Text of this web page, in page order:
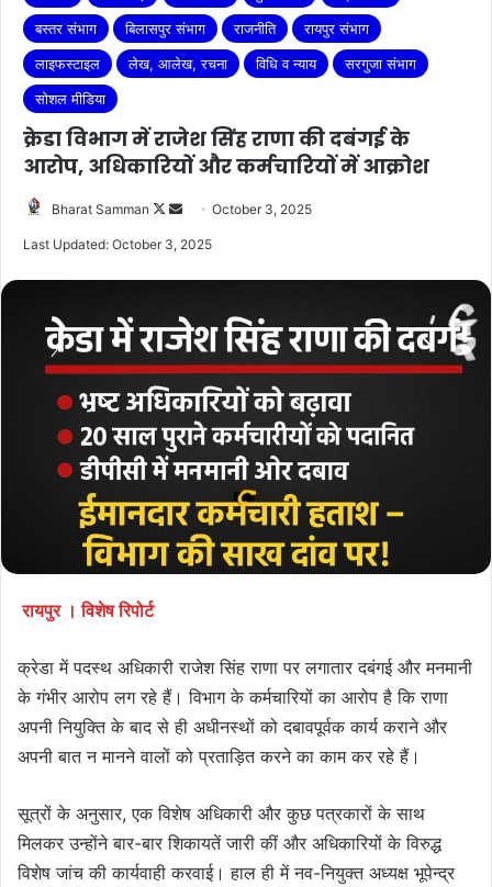
बस्तर संभाग
बिलासपुर संभाग राजनीति
रायपुर संभाग
लाइफस्टाइल
लेख, आलेख, रचना विधि व न्याय
सरगुजा संभाग
सोशल मीडिया
क्रेडा विभाग में राजेश सिंह राणा की दबंगई के
आरोप, अधिकारियों और कर्मचारियों में आक्रोश
Bharat Samman
Follow
SendOctober 3, 2025
Last Updated: October 3, 2025
रायपुर । विशेष रिपोर्ट
क्रेडा में पदस्थ अधिकारी राजेश सिंह राणा पर लगातार दबंगई और मनमानी
के गंभीर आरोप लग रहे हैं। विभाग के कर्मचारियों का आरोप है कि राणा
अपनी नियुक्ति के बाद से ही अधीनस्थों को दबावपूर्वक कार्य कराने और
अपनी बात न मानने वालों को प्रताड़ित करने का काम कर रहे हैं।
सूत्रों के अनुसार, एक विशेष अधिकारी और कुछ पत्रकारों के साथ
मिलकर उन्होंने बार-बार शिकायतें जारी कीं और अधिकारियों के विरुद्ध
विशेष जांच की कार्यवाही करवाई। हाल ही में नव-नियुक्त अध्यक्ष भूपेन्द्र